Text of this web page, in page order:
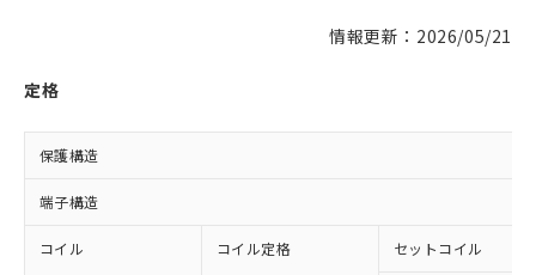
情報更新：2026/05/21
定格
保護構造
端子構造
コイル コイル定格 セットコイル